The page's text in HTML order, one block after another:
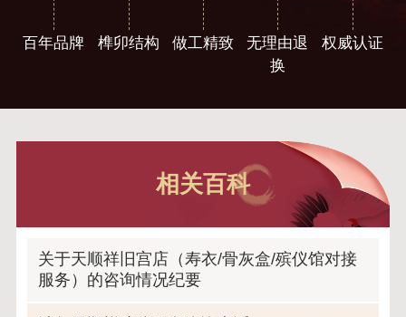
百年品牌 榫卯结构 做工精致
无理由退
换
权威认证
相关百科
关于天顺祥旧宫店（寿衣/骨灰盒/殡仪馆对接
服务）的咨询情况纪要